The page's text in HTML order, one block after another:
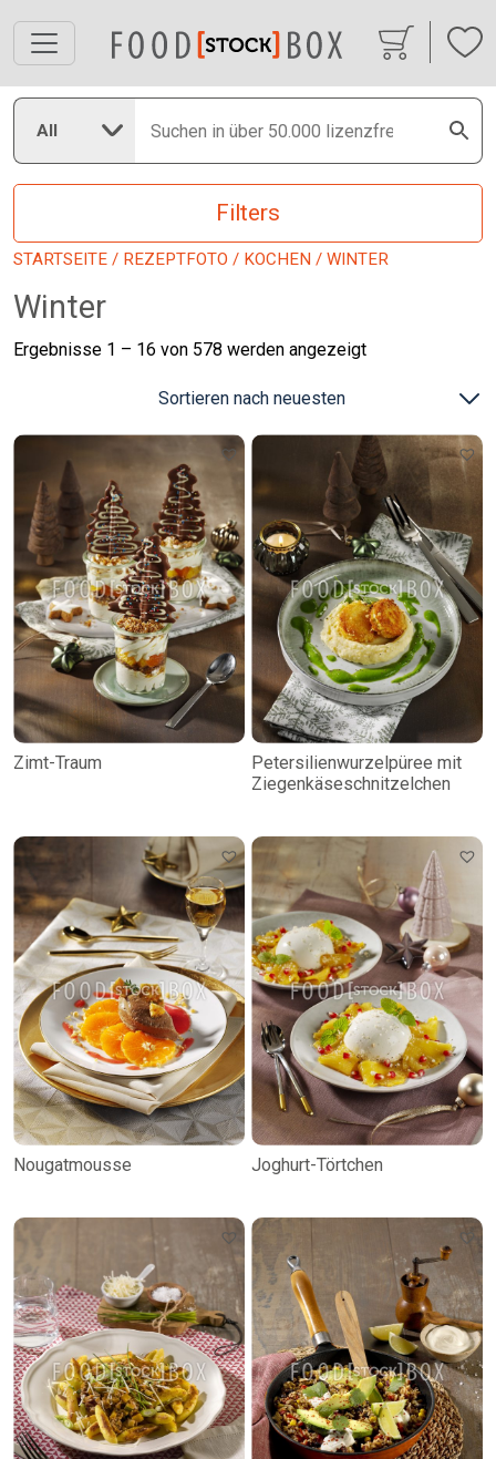
All
Filters
STARTSEITE / REZEPTFOTO / KOCHEN / WINTER
Winter
Ergebnisse 1 – 16 von 578 werden angezeigtNach
Zimt-Traum
Petersilienwurzelpüree mit
Ziegenkäseschnitzelchen
Nougatmousse Joghurt-Törtchen